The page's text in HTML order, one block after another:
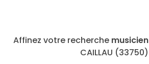
Affinez votre recherche musicien
CAILLAU (33750)